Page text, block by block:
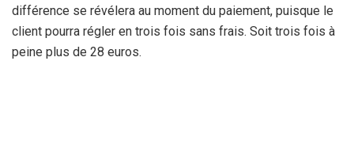
différence se révélera au moment du paiement, puisque le
client pourra régler en trois fois sans frais. Soit trois fois à
peine plus de 28 euros.